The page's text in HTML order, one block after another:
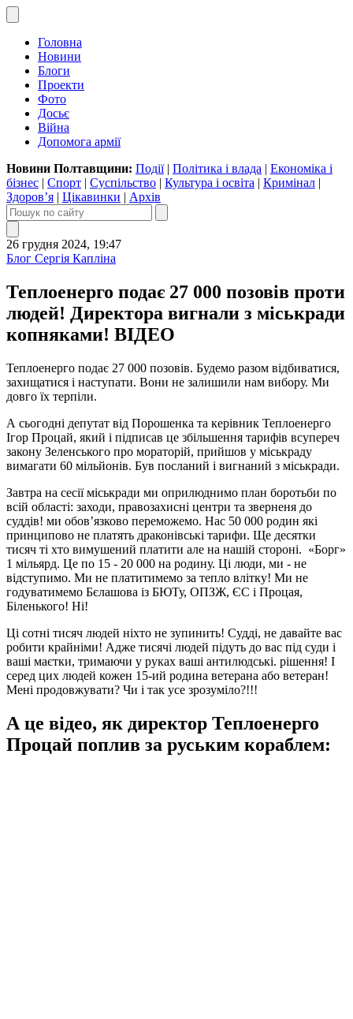
Головна
Новини
Блоги
Проекти
Фото
Досьє
Війна
Допомога армії
Новини Полтавщини: Події| Політика і влада | Економіка і
бізнес | Спорт | Суспільство | Культура і освіта | Кримінал |
Здоров’я | Цікавинки | Архів
26 грудня 2024, 19:47
Блог Сергія Капліна
Теплоенерго подає 27 000 позовів проти
людей! Директора вигнали з міськради
копняками! ВІДЕО
Теплоенерго подає 27 000 позовів. Будемо разом відбиватися,
захищатися і наступати. Вони не залишили нам вибору. Ми
довго їх терпіли.
А сьогодні депутат від Порошенка та керівник Теплоенерго
Ігор Процай, який і підписав це збільшення тарифів всупереч
закону Зеленського про мораторій, прийшов у міськраду
вимагати 60 мільйонів. Був посланий і вигнаний з міськради.
Завтра на сесії міськради ми оприлюднимо план боротьби по
всій області: заходи, правозахисні центри та зверненя до
суддів! ми обовʼязково переможемо. Нас 50 000 родин які
принципово не платять драконівські тарифи. Ще десятки
тисяч ті хто вимушений платити але на нашій стороні. «Борг»
1 мільярд. Це по 15 - 20 000 на родину. Ці люди, ми - не
відступимо. Ми не платитимемо за тепло влітку! Ми не
годуватимемо Бєлашова із БЮТу, ОПЗЖ, ЄС і Процая,
Біленького! Ні!
Ці сотні тисяч людей ніхто не зупинить! Судді, не давайте вас
робити крайніми! Адже тисячі людей підуть до вас під суди і
ваші маєтки, тримаючи у руках ваші антилюдські. рішення! І
серед цих людей кожен 15-ий родина ветерана або ветеран!
Мені продовжувати? Чи і так усе зрозуміло?!!!
А це відео, як директор Теплоенерго
Процай поплив за руським кораблем: